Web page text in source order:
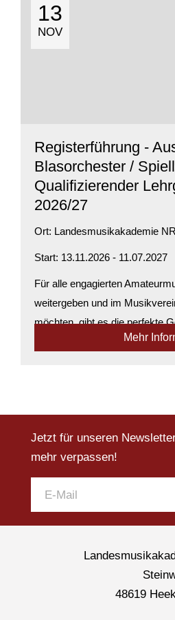
13
NOV
Registerführung -
Blasorchester /
Qualifizierender
2026/27
Ort: Landesmusikakademie
Start: 13.11.2026 - 11.07.2027
Für alle engagierten
weitergeben und im
möchten, gibt es die perfekte
Zusammenarbeit mit den
Mehr
Jetzt für unseren
mehr verpassen!
48619